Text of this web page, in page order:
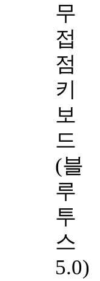
무
접
점
키
보
드
(블
루
투
스
5.0)